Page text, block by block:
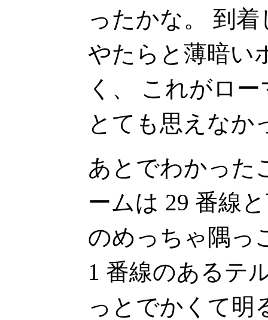
ったかな。 到
やたらと薄暗い
く、 これがロ
とても思えなか
あとでわかった
ームは 29 番線
のめっちゃ隅っ
1 番線のあるテ
っとでかくて明